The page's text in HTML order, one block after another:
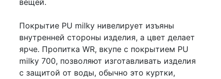
вещей.
Покрытие PU milky нивелирует изъяны
внутренней стороны изделия, а цвет делает
ярче. Пропитка WR, вкупе с покрытием PU
milky 700, позволяют изготавливать изделия
с защитой от воды, обычно это куртки,